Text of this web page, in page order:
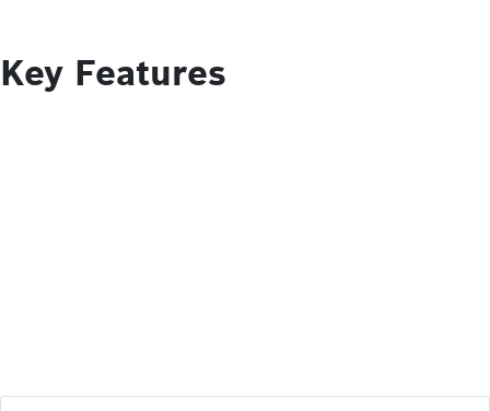
Key Features